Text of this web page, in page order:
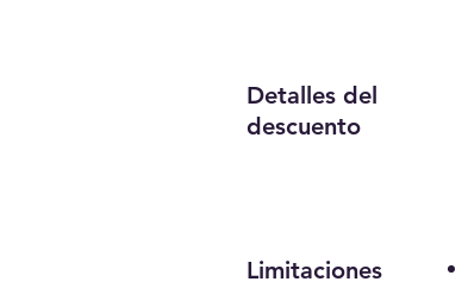
Detalles del
descuento
Limitaciones